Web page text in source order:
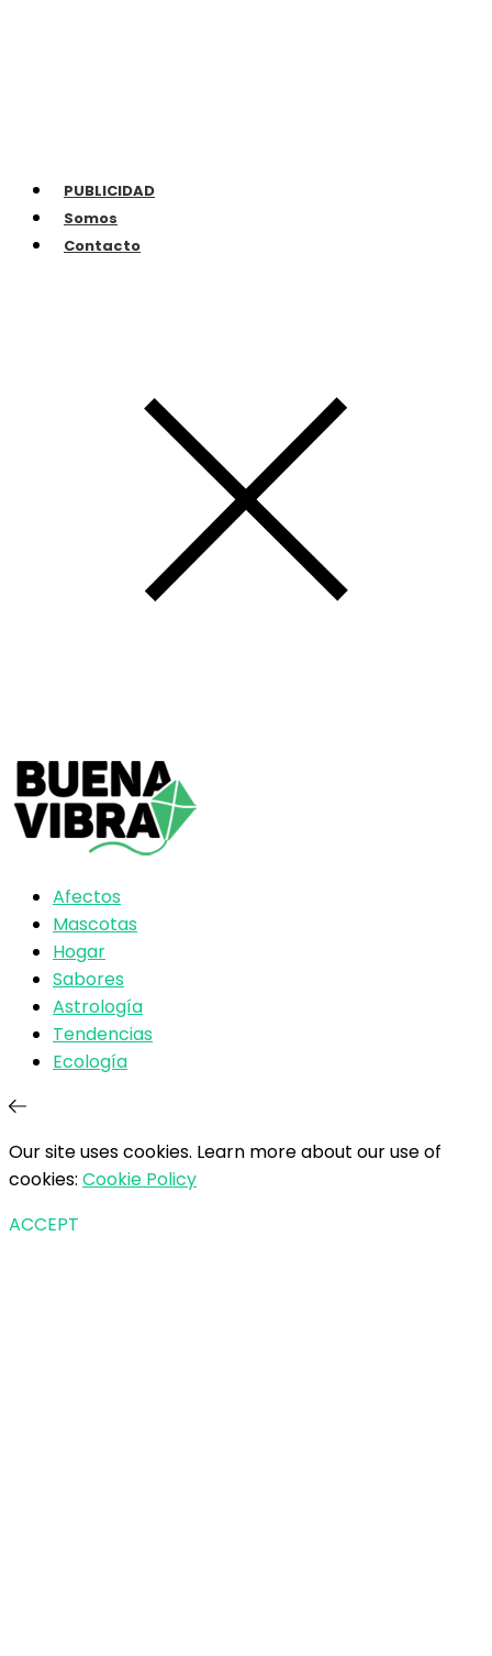
PUBLICIDAD
Somos
Contacto
Afectos
Mascotas
Hogar
Sabores
Astrología
Tendencias
Ecología
Our site uses cookies. Learn more about our use of
cookies: Cookie Policy
ACCEPT